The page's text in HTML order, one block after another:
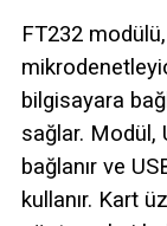
FT232
bilgisayara
sağlar. Modül,
bağlanır ve
kullanır. Kart